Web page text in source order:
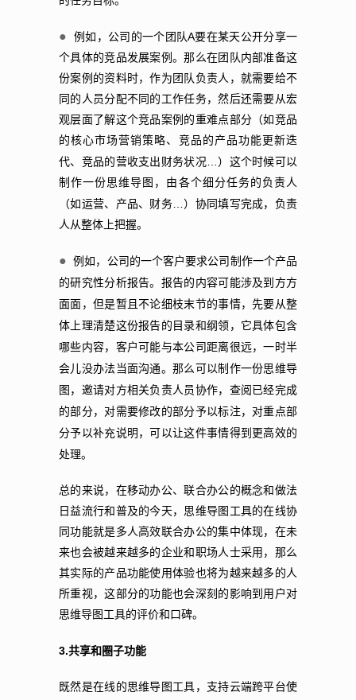
● 例如，公司的一个团队A要在某天公开分享一
个具体的竞品发展案例。那么在团队内部准备这
份案例的资料时，作为团队负责人，就需要给不
同的人员分配不同的工作任务，然后还需要从宏
观层面了解这个竞品案例的重难点部分（如竞品
的核心市场营销策略、竞品的产品功能更新迭
代、竞品的营收支出财务状况
）这个时候可以
制作一份思维导图，由各个细分任务的负责人
（如运营、产品、财务
）协同填写完成，负责
人从整体上把握。
●例如，公司的一个客户要求公司制作一个产品
的研究性分析报告。报告的内容可能涉及到方方
面面，但是暂且不论细枝末节的事情，先要从整
体上理清楚这份报告的目录和纲领，它具体包含
哪些内容，客户可能与本公司距离很远，一时半
会儿没办法当面沟通。那么可以制作一份思维导
图，邀请对方相关负责人员协作，查阅已经完成
的部分，对需要修改的部分予以标注，对重点部
分予以补充说明，可以让这件事情得到更高效的
处理。
总的来说，在移动办公、联合办公的概念和做法
日益流行和普及的今天，思维导图工具的在线协
同功能就是多人高效联合办公的集中体现，在未
来也会被越来越多的企业和职场人士采用，那么
其实际的产品功能使用体验也将为越来越多的人
所重视，这部分的功能也会深刻的影响到用户对
思维导图工具的评价和口碑。
3.共享和圈子功能
既然是在线的思维导图工具，支持云端跨平台使